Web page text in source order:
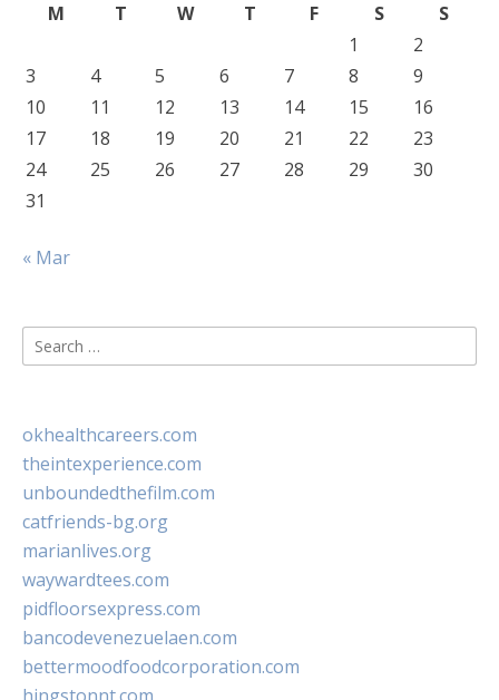
M
T W T F S
S
1
2
3
4 5 6 7 8
9
10
11 12 13 14 15
16
17
18 19 20 21 22
23
24
25 26 27 28 29
30
31
« Mar
Search
for:
okhealthcareers.com
theintexperience.com
unboundedthefilm.com
catfriends-bg.org
marianlives.org
waywardtees.com
pidfloorsexpress.com
bancodevenezuelaen.com
bettermoodfoodcorporation.com